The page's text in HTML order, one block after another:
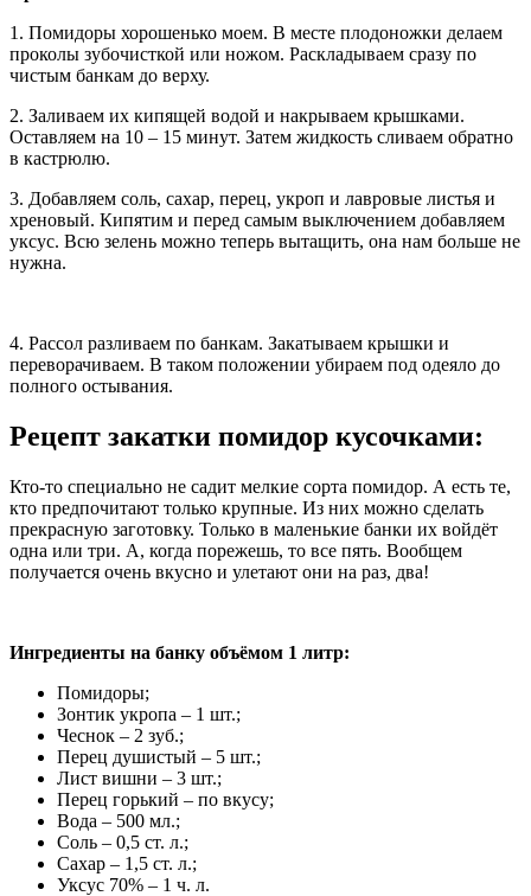
1. Помидоры хорошенько моем. В месте плодоножки делаем
проколы зубочисткой или ножом. Раскладываем сразу по
чистым банкам до верху.
2. Заливаем их кипящей водой и накрываем крышками.
Оставляем на 10 – 15 минут. Затем жидкость сливаем обратно
в кастрюлю.
3. Добавляем соль, сахар, перец, укроп и лавровые листья и
хреновый. Кипятим и перед самым выключением добавляем
уксус. Всю зелень можно теперь вытащить, она нам больше не
нужна.
4. Рассол разливаем по банкам. Закатываем крышки и
переворачиваем. В таком положении убираем под одеяло до
полного остывания.
Рецепт закатки помидор кусочками:
Кто-то специально не садит мелкие сорта помидор. А есть те,
кто предпочитают только крупные. Из них можно сделать
прекрасную заготовку. Только в маленькие банки их войдёт
одна или три. А, когда порежешь, то все пять. Вообщем
получается очень вкусно и улетают они на раз, два!
Ингредиенты на банку объёмом 1 литр:
Помидоры;
Зонтик укропа – 1 шт.;
Чеснок – 2 зуб.;
Перец душистый – 5 шт.;
Лист вишни – 3 шт.;
Перец горький – по вкусу;
Вода – 500 мл.;
Соль – 0,5 ст. л.;
Сахар – 1,5 ст. л.;
Уксус 70% – 1 ч. л.